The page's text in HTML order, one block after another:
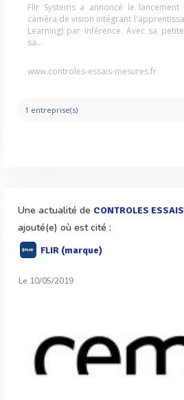
Flir Systems a annoncé le
caméra de vision intégrant
Learning) par inférence. Avec sa
sa...
www.controles-essais-mesures.fr
1 entreprise(s)
Une actualité de CONTROLES
ajouté(e) où est cité :
FLIR (marque)
Le 10/05/2019